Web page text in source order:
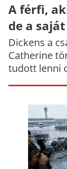
A férfi,
de a
Dickens a
Catherine
tudott lenni